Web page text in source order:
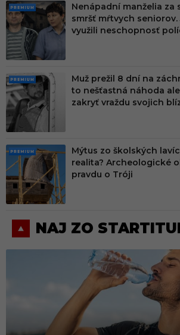
PRE
MIU
M
Nenápadní manželia za
smršť mŕtvych seniorov.
využili neschopnosť
PRE
MIU
M
Muž prežil 8 dní na
to nešťastná náhoda
zakryť vraždu svojich
PRE
MIU
M
Mýtus zo školských
realita? Archeologické
pravdu o Tróji
NAJ ZO